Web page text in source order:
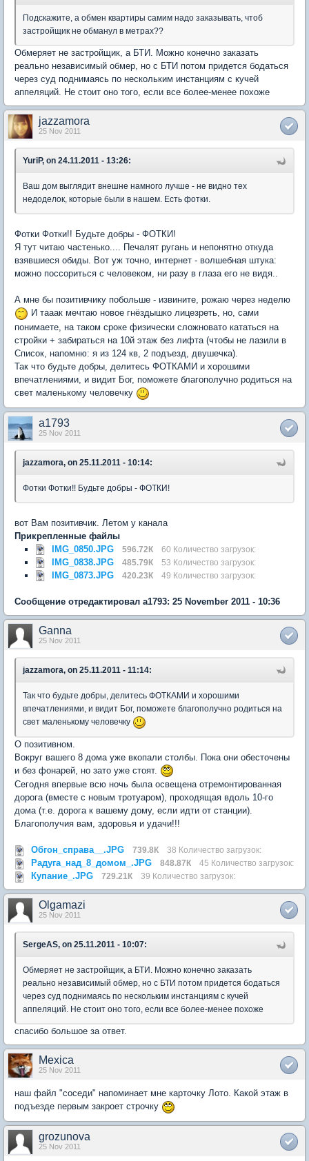
Подскажите, а обмен квартиры самим надо заказывать, чтоб
застройщик не обманул в метрах??
Обмеряет не застройщик, а БТИ. Можно конечно заказать
реально независимый обмер, но с БТИ потом придется бодаться
через суд поднимаясь по нескольким инстанциям с кучей
аппеляций. Не стоит оно того, если все более-менее похоже
jazzamora
25 Nov 2011
YuriP, on 24.11.2011 - 13:26:
Ваш дом выглядит внешне намного лучше - не видно тех
недоделок, которые были в нашем. Есть фотки.
Фотки Фотки!! Будьте добры - ФОТКИ!
Я тут читаю частенько.... Печалят ругань и непонятно откуда
взявшиеся обиды. Вот уж точно, интернет - волшебная штука:
можно поссориться с человеком, ни разу в глаза его не видя..
А мне бы позитивчику побольше - извините, рожаю через неделю
И тааак мечтаю новое гнёздышко лицезреть, но, сами
понимаете, на таком сроке физически сложновато кататься на
стройки + забираться на 10й этаж без лифта (чтобы не лазили в
Список, напомню: я из 124 кв, 2 подъезд, двушечка).
Так что будьте добры, делитесь ФОТКАМИ и хорошими
впечатлениями, и видит Бог, поможете благополучно родиться на
свет маленькому человечку
a1793
25 Nov 2011
jazzamora, on 25.11.2011 - 10:14:
Фотки Фотки!! Будьте добры - ФОТКИ!
вот Вам позитивчик. Летом у канала
Прикрепленные файлы
IMG_0850.JPG
596.72К 60 Количество загрузок:
IMG_0838.JPG 485.79К 53 Количество загрузок:
IMG_0873.JPG 420.23К 49 Количество загрузок:
Сообщение отредактировал a1793: 25 November 2011 - 10:36
Ganna
25 Nov 2011
jazzamora, on 25.11.2011 - 11:14:
Так что будьте добры, делитесь ФОТКАМИ и хорошими
впечатлениями, и видит Бог, поможете благополучно родиться на
свет маленькому человечку
О позитивном.
Вокруг вашего 8 дома уже вкопали столбы. Пока они обесточены
и без фонарей, но зато уже стоят.
Сегодня впервые всю ночь была освещена отремонтированная
дорога (вместе с новым тротуаром), проходящая вдоль 10-го
дома (т.е. дорога к вашему дому, если идти от станции).
Благополучия вам, здоровья и удачи!!!
Обгон_справа__.JPG 739.8К 38 Количество загрузок:
Радуга_над_8_домом_.JPG 848.87К 45 Количество загрузок:
Купание_.JPG 729.21К 39 Количество загрузок:
Olgamazi
25 Nov 2011
SergeAS, on 25.11.2011 - 10:07:
Обмеряет не застройщик, а БТИ. Можно конечно заказать
реально независимый обмер, но с БТИ потом придется бодаться
через суд поднимаясь по нескольким инстанциям с кучей
аппеляций. Не стоит оно того, если все более-менее похоже
спасибо большое за ответ.
Mexica
25 Nov 2011
наш файл "соседи" напоминает мне карточку Лото. Какой этаж в
подъезде первым закроет строчку
grozunova
25 Nov 2011